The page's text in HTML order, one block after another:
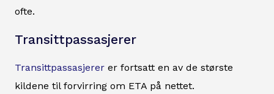
ofte.
Transittpassasjerer
Transittpassasjerer er fortsatt en av de største
kildene til forvirring om ETA på nettet.